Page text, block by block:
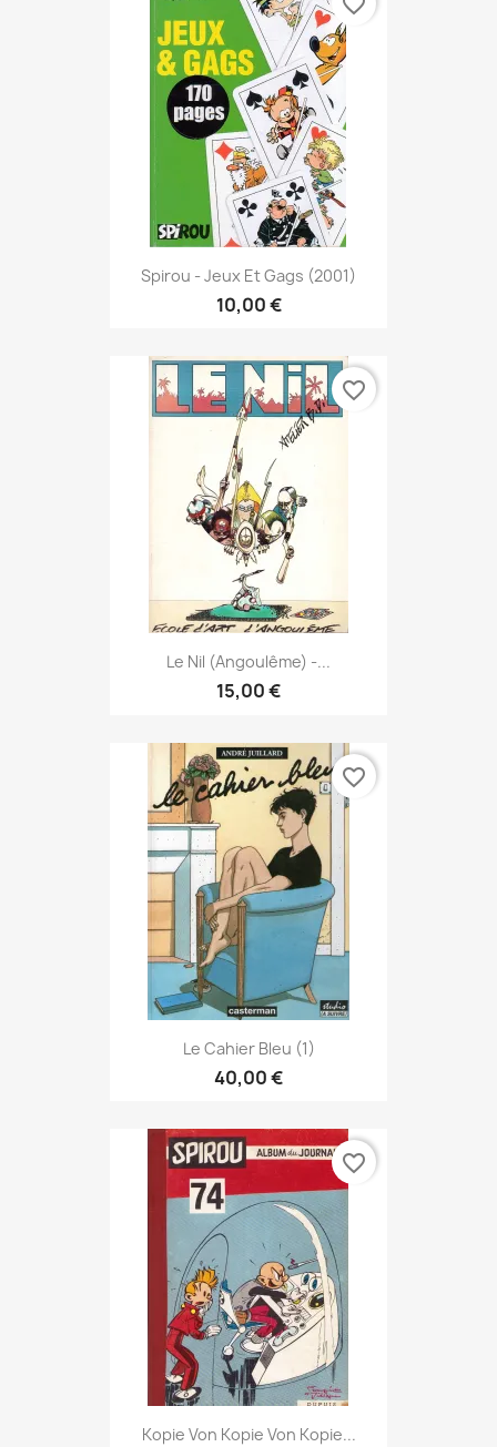
Spirou - Jeux Et Gags (2001)
10,00 €
Le Nil (Angoulême) -...
15,00 €
favorite_border
Le Cahier Bleu (1)
40,00 €
favorite_border
Kopie Von Kopie Von Kopie...
favorite_border